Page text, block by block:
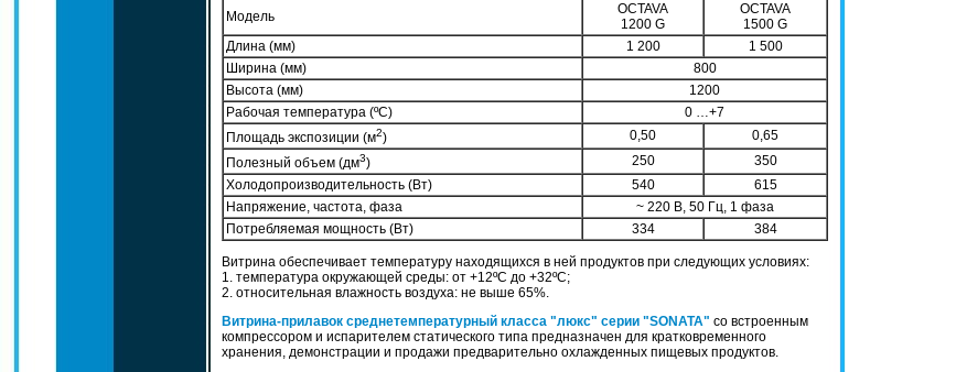
Модель
OCTAVA
1200 G
OCTAVA
1500 G
Длина (мм)
1 200
1 500
Ширина (мм)
800
Высота (мм)
1200
Рабочая температура (ºC)
0 …+7
Площадь экспозиции (м2) 0,50
0,65
Полезный объем (дм3) 250
350
Холодопроизводительность (Вт)
540
615
Напряжение, частота, фаза
~ 220 В, 50 Гц, 1 фаза
Потребляемая мощность (Вт)
334 384
Витрина обеспечивает температуру находящихся в ней продуктов при следующих условиях:
1. температура окружающей среды: от +12ºC до +32ºC;
2. относительная влажность воздуха: не выше 65%.
Витрина-прилавок среднетемпературный класса "люкс" cерии "SONATA" со встроенным
компрессором и испарителем статического типа предназначен для кратковременного
хранения, демонстрации и продажи предварительно охлажденных пищевых продуктов.